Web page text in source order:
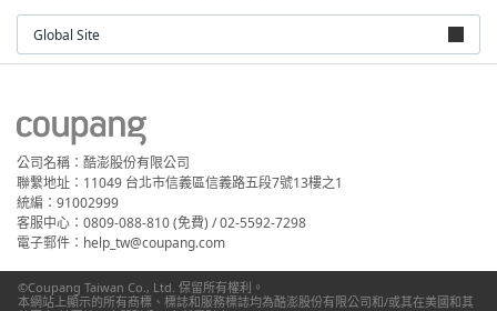
Global Site
公司名稱：酷澎股份有限公司
聯繫地址：11049 台北市信義區信義路五段7號13樓之1
統編：91002999
客服中心：0809-088-810 (免費) / 02-5592-7298
電子郵件：help_tw@coupang.com
©Coupang Taiwan Co., Ltd. 保留所有權利。
本網站上顯示的所有商標、標誌和服務標誌均為酷澎股份有限公司和/或其在美國和其